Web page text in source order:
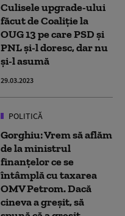
Culisele upgrade-ului
făcut de Coaliție la
OUG 13 pe care PSD și
PNL și-l doresc, dar nu
și-l asumă
29.03.2023
POLITICĂ
Gorghiu: Vrem să aflăm
de la ministrul
finanțelor ce se
întâmplă cu taxarea
OMV Petrom. Dacă
cineva a greșit, să